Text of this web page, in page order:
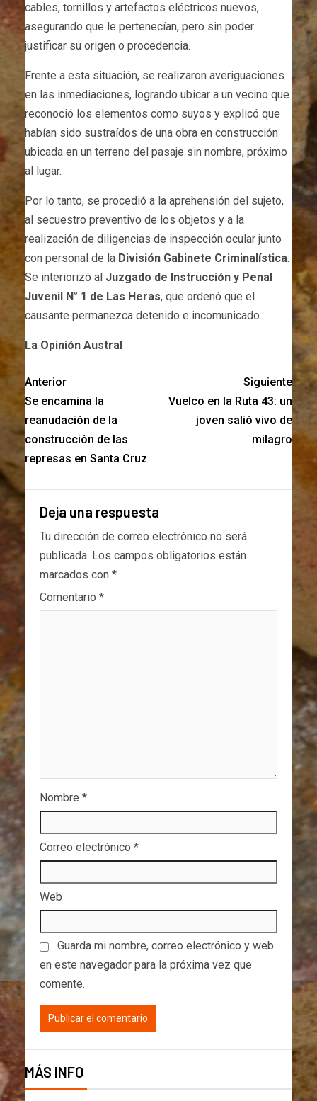
cables, tornillos y artefactos eléctricos nuevos,
asegurando que le pertenecían, pero sin poder
justificar su origen o procedencia.
Frente a esta situación, se realizaron averiguaciones
en las inmediaciones, logrando ubicar a un vecino que
reconoció los elementos como suyos y explicó que
habían sido sustraídos de una obra en construcción
ubicada en un terreno del pasaje sin nombre, próximo
al lugar.
Por lo tanto, se procedió a la aprehensión del sujeto,
al secuestro preventivo de los objetos y a la
realización de diligencias de inspección ocular junto
con personal de la División Gabinete Criminalística.
Se interiorizó al Juzgado de Instrucción y Penal
Juvenil N° 1 de Las Heras, que ordenó que el
causante permanezca detenido e incomunicado.
La Opinión Austral
Anterior
Se encamina la
reanudación de la
construcción de las
represas en Santa Cruz
Siguiente
Vuelco en la Ruta 43: un
joven salió vivo de
milagro
Deja una respuesta
Tu dirección de correo electrónico no será
publicada. Los campos obligatorios están
marcados con *
Comentario *
Nombre *
Correo electrónico *
Web
Guarda mi nombre, correo electrónico y web
en este navegador para la próxima vez que
comente.
MÁS INFO